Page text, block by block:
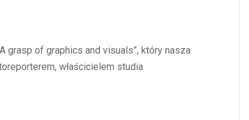
grasp of graphics and visuals”, który nasza
właścicielem studia